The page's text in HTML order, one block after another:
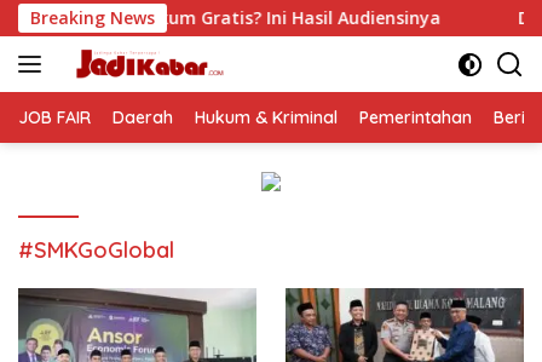
Langsung
ke
konten
Breaking News
Gratis? Ini Hasil Audiensinya DJP Jawa Timur
JOB FAIR Daerah Hukum & Kriminal Pemerintahan
#SMKGoGlobal